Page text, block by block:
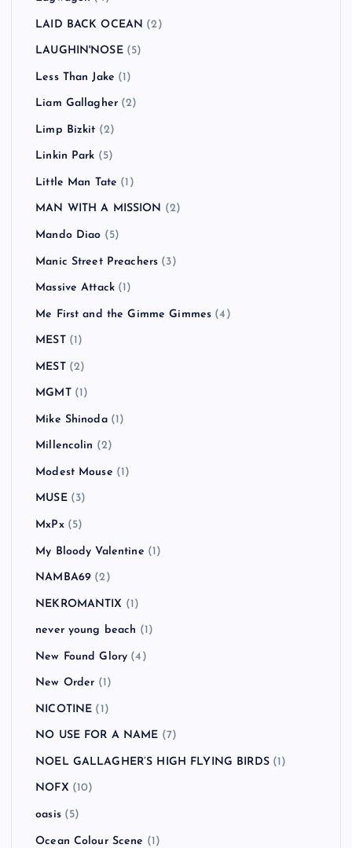
LAID BACK OCEAN (2)
LAUGHIN'NOSE(5)
Less Than Jake (1)
Liam Gallagher (2)
Limp Bizkit (2)
Linkin Park (5)
Little Man Tate (1)
MAN WITH A MISSION (2)
Mando Diao (5)
Manic Street Preachers (3)
Massive Attack (1)
Me First and the Gimme Gimmes (4)
MEST(1)
MEST(2)
MGMT(1)
Mike Shinoda(1)
Millencolin (2)
Modest Mouse (1)
MUSE(3)
MxPx(5)
My Bloody Valentine (1)
NAMBA69 (2)
NEKROMANTIX (1)
never young beach (1)
New Found Glory (4)
New Order (1)
NICOTINE (1)
NO USE FOR A NAME (7)
NOEL GALLAGHER’S HIGH FLYING BIRDS(1)
NOFX (10)
oasis(5)
Ocean Colour Scene (1)